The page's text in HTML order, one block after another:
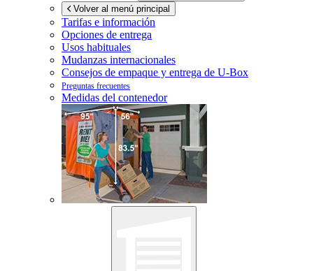
Volver al menú principal
Tarifas e información
Opciones de entrega
Usos habituales
Mudanzas internacionales
Consejos de empaque y entrega de U-Box
Preguntas frecuentes
Medidas del contenedor